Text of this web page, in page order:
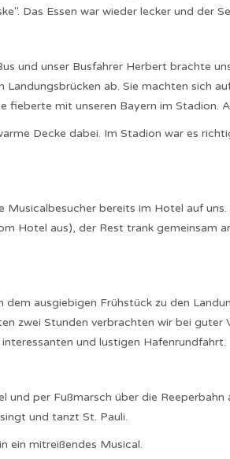
Das Essen war wieder lecker und der
und unser Busfahrer Herbert brachte
Landungsbrücken ab. Sie machten sich
fieberte mit unseren Bayern im Stadion.
Decke dabei. Im Stadion war es
Musicalbesucher bereits im Hotel auf
Hotel aus), der Rest trank gemeinsam
dem ausgiebigen Frühstück zu den
zwei Stunden verbrachten wir bei guter
und lustigen Hafenrundfahrt.
und per Fußmarsch über die
und tanzt St. Pauli.
ein mitreißendes Musical.